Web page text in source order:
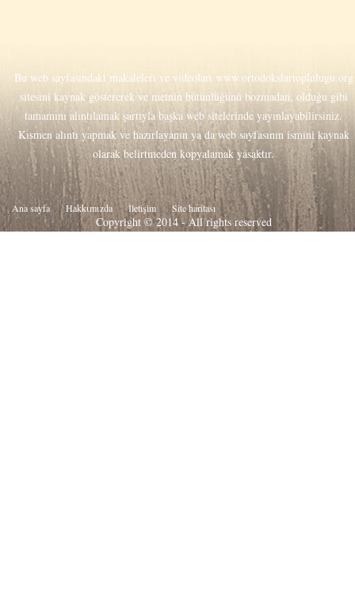
Bu web sayfasındaki makaleleri ve videoları www.ortodokslartoplulugu.org
sitesini kaynak göstererek ve metnin bütünlüğünü bozmadan, olduğu gibi
tamamını alıntılamak şartıyla başka web sitelerinde yayınlayabilirsiniz.
Kısmen alıntı yapmak ve hazırlayanın ya da web sayfasının ismini kaynak
olarak belirtmeden kopyalamak yasaktır.
Ana sayfa Hakkιmιzda İletişim Site haritası
Copyright © 2014 - All rights reserved